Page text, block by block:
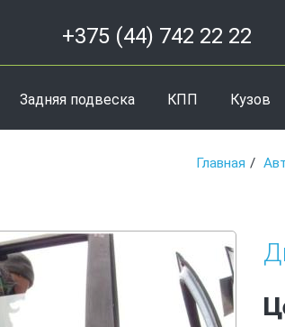
+375 (44) 742 22 22
Задняя подвеска КПП Кузов
Главная